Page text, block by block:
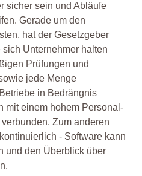
sicher sein und Abläufe
Gerade um den
hat der Gesetzgeber
Unternehmer halten
Prüfungen und
jede Menge
in Bedrängnis
mit einem hohem Personal-
Zum anderen
- Software kann
und den Überblick über